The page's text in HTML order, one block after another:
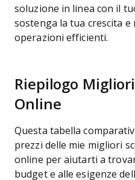
soluzione in linea con il
sostenga la tua crescita e
operazioni efficienti.
Riepilogo
Online
Questa tabella
prezzi delle mie migliori
online per aiutarti a
budget e alle esigenze